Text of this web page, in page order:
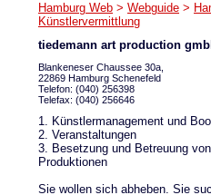
Hamburg Web > Webguide >
Künstlervermittlung
tiedemann art production
Blankeneser Chaussee 30a,
22869 Hamburg Schenefeld
Telefon: (040) 256398
Telefax: (040) 256646
1. Künstlermanagement und
2. Veranstaltungen
3. Besetzung und Betreuung
Produktionen
Sie wollen sich abheben. Sie